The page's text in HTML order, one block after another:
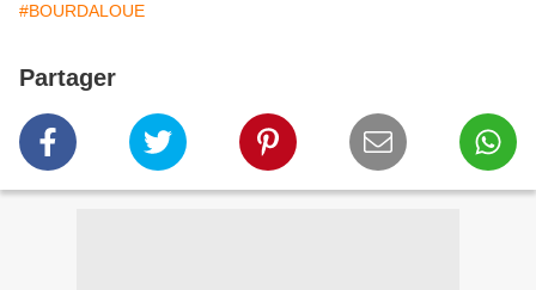
#BOURDALOUE
Partager